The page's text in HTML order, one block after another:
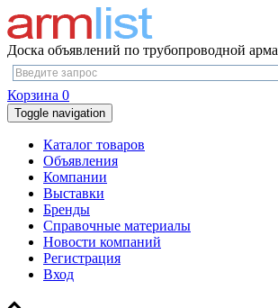
Доска объявлений по трубопроводной
Корзина 0
Toggle navigation
Каталог товаров
Объявления
Компании
Выставки
Бренды
Справочные материалы
Новости компаний
Регистрация
Вход